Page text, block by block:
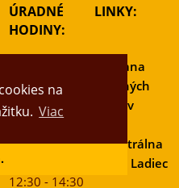
na
Viac
ÚRADNÉ
HODINY:
Pondelok:
07:30 - 12:00 a
Utorok:
12:30 - 14:30
LINKY:
Ochrana
osobných
údajov
Katastrálna
mapa Ladiec